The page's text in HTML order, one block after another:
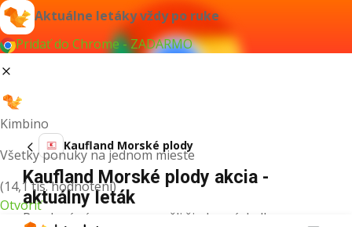
Aktuálne letáky vždy po ruke
Pridať do Chrome - ZADARMO
Kimbino
Všetky ponuky na jednom mieste
(14,1 tis. hodnotení)
Otvoriť
Kaufland Morské plody
Kaufland Morské plody akcia -
aktuálny leták
Pre daný výraz sme nenašli žiadne výsledky.